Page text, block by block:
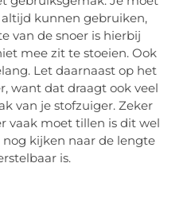
kunnen gebruiken,
van de snoer is hierbij
mee zit te stoeien. Ook
Let daarnaast op het
want dat draagt ook veel
van je stofzuiger. Zeker
vaak moet tillen is dit wel
kijken naar de lengte
is.